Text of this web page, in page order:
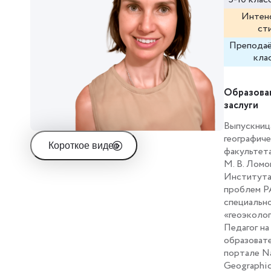
на горных
127 км/ч.
Любимый
как у
со
фразу
как
Короткое видео
заслуги
М. В.
проблем
Педагог на
портале